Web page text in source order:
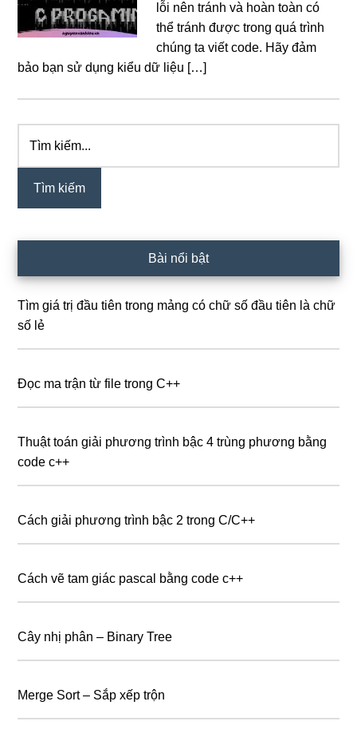
lỗi nên tránh và hoàn toàn có
thể tránh được trong quá trình
chúng ta viết code. Hãy đảm
bảo bạn sử dụng kiểu dữ liệu […]
Sidebar
chính
kiếm...
Bài nổi bật
Tìm giá trị đầu tiên trong mảng có chữ số đầu tiên là chữ
số lẻ
Đọc ma trận từ file trong C++
Thuật toán giải phương trình bậc 4 trùng phương bằng
code c++
Cách giải phương trình bậc 2 trong C/C++
Cách vẽ tam giác pascal bằng code c++
Cây nhị phân – Binary Tree
Merge Sort – Sắp xếp trộn